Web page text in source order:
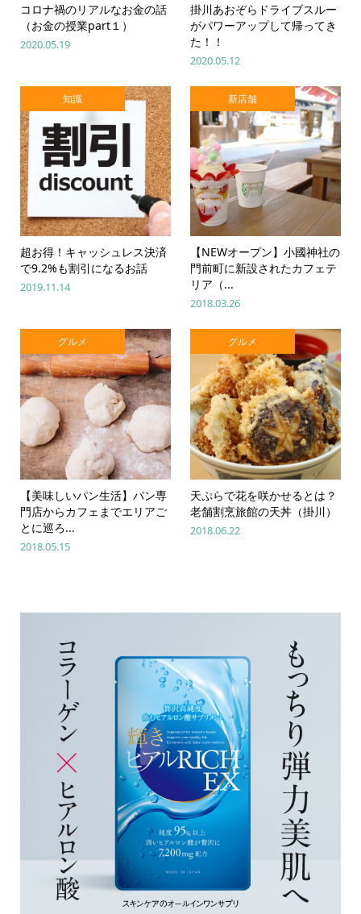
コロナ禍のリアルなお金の話
（お金の授業part１）
2020.05.19
掛川あおぞらドライブスルー
がパワーアップして帰ってき
た！！
2020.05.12
知識
超お得！キャッシュレス決済
で9.2%も割引になるお話
2019.11.14
新店舗
【NEWオープン】小國神社の
門前町に新設されたカフェテ
リア（...
2018.03.26
グルメ
【美味しいパン生活】パン専
門店からカフェまでエリアご
とに巡ろ...
2018.05.15
グルメ
天ぷらで花を咲かせるとは？
老舗割烹旅館の天丼（掛川）
2018.06.22